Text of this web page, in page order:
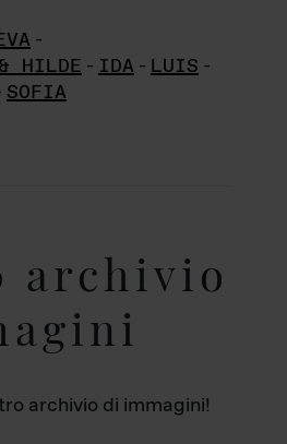
-
HILDE - IDA - LUIS -
SOFIA
archivio
archivio di immagini!